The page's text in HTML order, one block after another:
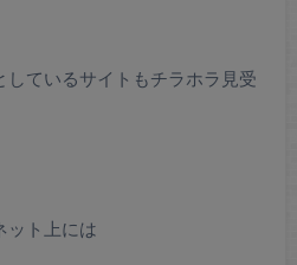
しているサイトもチラホラ見受
ット上には